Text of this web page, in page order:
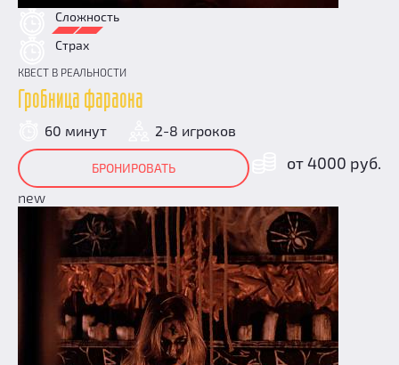
Сложность
Страх
КВЕСТ В РЕАЛЬНОСТИ
Гробница фараона
60 минут 2-8 игроков
от 4000 руб.
БРОНИРОВАТЬ
new